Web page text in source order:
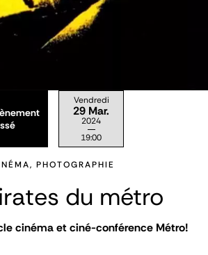
Vendredi
29 Mar.
2024
19:00
du métro
cinéma et ciné-conférence Métro!
PHOTOGRAPHIE